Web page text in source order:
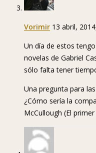
Vorimir 13 abril,
Un día de estos
novelas de Gabriel
sólo falta tener
Una pregunta para
¿Cómo sería la
McCullough (El